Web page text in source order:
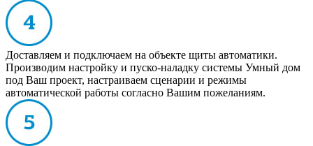
Доставляем и подключаем на объекте щиты автоматики.
Производим настройку и пуско-наладку системы Умный дом
под Ваш проект, настраиваем сценарии и режимы
автоматической работы согласно Вашим пожеланиям.